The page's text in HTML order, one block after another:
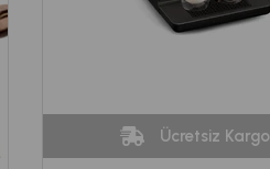
Ücretsiz Kargo